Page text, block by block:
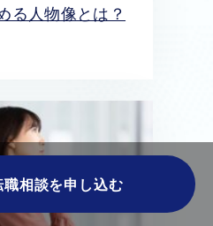
る人物像とは？
職相談を申し込む